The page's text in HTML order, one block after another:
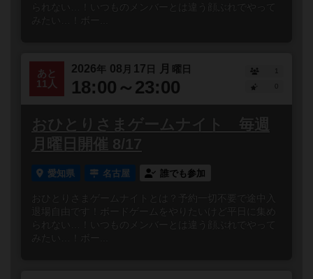
られない…！いつものメンバーとは違う顔ぶれでやって
あと
11人
2026年 08 月 17 日 月 曜日
18:00～23:00
1
おひとりさまゲームナイト 毎週
月曜日開催 8/17
愛知県 名古屋 誰でも参加
おひとりさまゲームナイトとは？予約一切不要で途中入
退場自由です！ボードゲームをやりたいけど平日に集め
られない…！いつものメンバーとは違う顔ぶれでやって